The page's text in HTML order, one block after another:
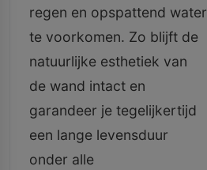
regen en opspattend water
te voorkomen. Zo blijft de
natuurlijke esthetiek van
de wand intact en
garandeer je tegelijkertijd
een lange levensduur
onder alle